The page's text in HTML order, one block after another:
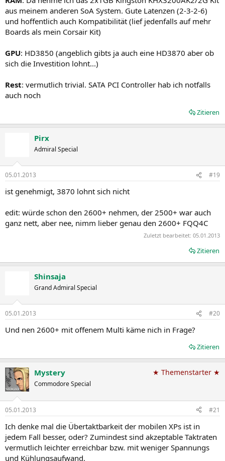
aus meinem anderen SoA System. Gute Latenzen (2-3-2-6)
und hoffentlich auch Kompatibilität (lief jedenfalls auf mehr
Boards als mein Corsair Kit)
GPU: HD3850 (angeblich gibts ja auch eine HD3870 aber ob
sich die Investition lohnt...)
Rest: vermutlich trivial. SATA PCI Controller hab ich notfalls
auch noch
Zitieren
Pirx
Admiral Special
05.01.2013 #19
ist genehmigt, 3870 lohnt sich nicht
edit: würde schon den 2600+ nehmen, der 2500+ war auch
ganz nett, aber nee, nimm lieber genau den 2600+ FQQ4C
Zuletzt bearbeitet: 05.01.2013
Zitieren
Shinsaja
Grand Admiral Special
05.01.2013 #20
Und nen 2600+ mit offenem Multi käme nich in Frage?
Zitieren
Mystery
Commodore Special
★ Themenstarter ★
05.01.2013 #21
Ich denke mal die Übertaktbarkeit der mobilen XPs ist in
jedem Fall besser, oder? Zumindest sind akzeptable Taktraten
vermutlich leichter erreichbar bzw. mit weniger Spannungs
und Kühlungsaufwand.